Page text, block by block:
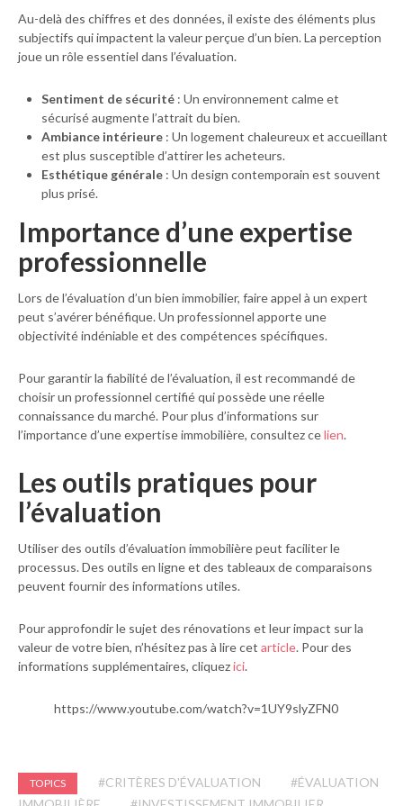
Au-delà des chiffres et des données, il existe des éléments plus
subjectifs qui impactent la valeur perçue d’un bien. La perception
joue un rôle essentiel dans l’évaluation.
Sentiment de sécurité : Un environnement calme et
sécurisé augmente l’attrait du bien.
Ambiance intérieure : Un logement chaleureux et accueillant
est plus susceptible d’attirer les acheteurs.
Esthétique générale : Un design contemporain est souvent
plus prisé.
Importance d’une expertise
professionnelle
Lors de l’évaluation d’un bien immobilier, faire appel à un expert
peut s’avérer bénéfique. Un professionnel apporte une
objectivité indéniable et des compétences spécifiques.
Pour garantir la fiabilité de l’évaluation, il est recommandé de
choisir un professionnel certifié qui possède une réelle
connaissance du marché. Pour plus d’informations sur
l’importance d’une expertise immobilière, consultez celien.
Les outils pratiques pour
l’évaluation
Utiliser des outils d’évaluation immobilière peut faciliter le
processus. Des outils en ligne et des tableaux de comparaisons
peuvent fournir des informations utiles.
Pour approfondir le sujet des rénovations et leur impact sur la
valeur de votre bien, n’hésitez pas à lire cet article. Pour des
informations supplémentaires, cliquezici.
https://www.youtube.com/watch?v=1UY9slyZFN0
TOPICS #CRITÈRES D'ÉVALUATION
#ÉVALUATION